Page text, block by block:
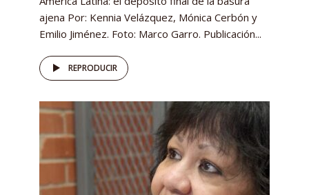
ajena Por: Kennia Velázquez, Mónica Cerbón y
Emilio Jiménez. Foto: Marco Garro. Publicación...
REPRODUCIR